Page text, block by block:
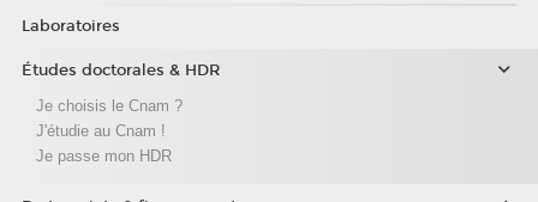
Laboratoires
Études doctorales & HDR
Je choisis le Cnam ?
J'étudie au Cnam !
Je passe mon HDR